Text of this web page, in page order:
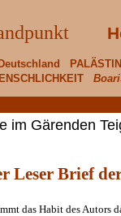
Deutschland
im Gärenden
Leser Brief
das Habit des Autors